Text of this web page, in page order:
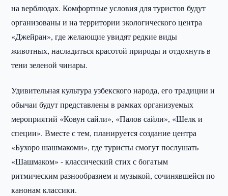
на верблюдах. Комфортные условия для туристов будут
организованы и на территории экологического центра
«Джейран», где желающие увидят редкие виды
животных, насладиться красотой природы и отдохнуть в
тени зеленой чинары.
Удивительная культура узбекского народа, его традиции и
обычаи будут представлены в рамках организуемых
мероприятий «Ковун сайли», «Палов сайли», «Шелк и
специи». Вместе с тем, планируется создание центра
«Бухоро шашмакоми», где туристы смогут послушать
«Шашмаком» - классический стих с богатым
ритмическим разнообразием и музыкой, сочинявшейся по
канонам классики.